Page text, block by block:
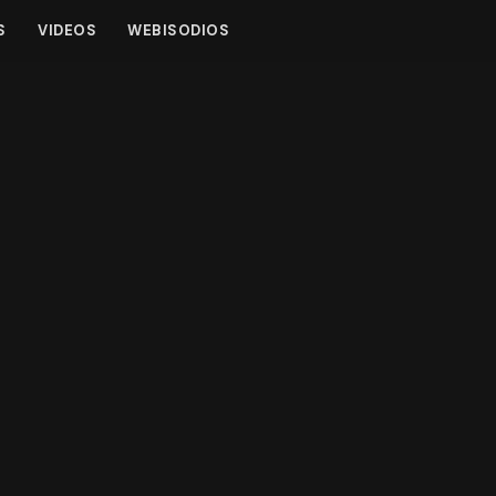
VIDEOS WEBISODIOS